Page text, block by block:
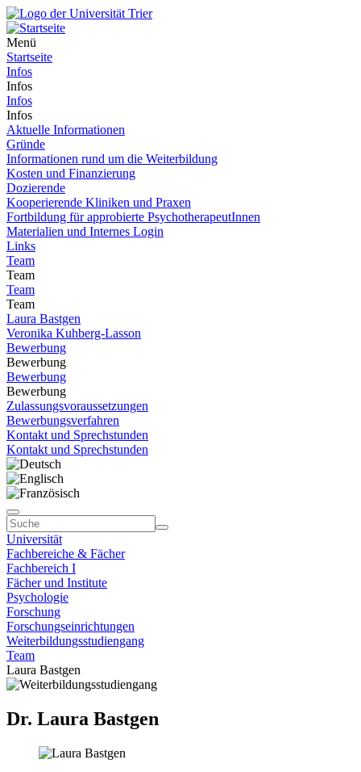
Menü
Startseite
Infos
Infos
Infos
Infos
Aktuelle Informationen
Gründe
Informationen rund um die Weiterbildung
Kosten und Finanzierung
Dozierende
Kooperierende Kliniken und Praxen
Fortbildung für approbierte PsychotherapeutInnen
Materialien und Internes Login
Links
Team
Team
Team
Team
Laura Bastgen
Veronika Kuhberg-Lasson
Bewerbung
Bewerbung
Bewerbung
Bewerbung
Zulassungsvoraussetzungen
Bewerbungsverfahren
Kontakt und Sprechstunden
Kontakt und Sprechstunden
Universität
Fachbereiche & Fächer
Fachbereich I
Fächer und Institute
Psychologie
Forschung
Forschungseinrichtungen
Weiterbildungsstudiengang
Team
Laura Bastgen
Dr. Laura Bastgen